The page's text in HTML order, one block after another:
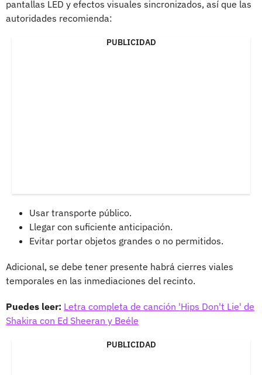
pantallas LED y efectos visuales sincronizados, así que las
autoridades recomienda:
PUBLICIDAD
Usar transporte público.
Llegar con suficiente anticipación.
Evitar portar objetos grandes o no permitidos.
Adicional, se debe tener presente habrá cierres viales
temporales en las inmediaciones del recinto.
Puedes leer: Letra completa de canción 'Hips Don't Lie' de
Shakira con Ed Sheeran y Beéle
PUBLICIDAD